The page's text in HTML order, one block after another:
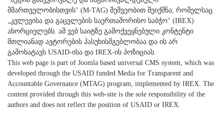
მმართველობისთვის" (M-TAG) მეშვეობით შეიქმნა, რომელსაც
„კვლევისა და გაცვლების საერთაშორისო საბჭო" (IREX)
ახორციელებს. ამ ვებ საიტზე გამოქვეყნებული კონტენტი
მთლიანად ავტორების პასუხისმგებლობაა და ის არ
გამოხატავს USAID-ისა და IREX-ის პოზიციას.
This web page is part of Joomla based universal CMS system, which was
developed through the USAID funded Media for Transparent and
Accountable Governance (MTAG) program, implemented by IREX. The
content provided through this web-site is the sole responsibility of the
authors and does not reflect the position of USAID or IREX.